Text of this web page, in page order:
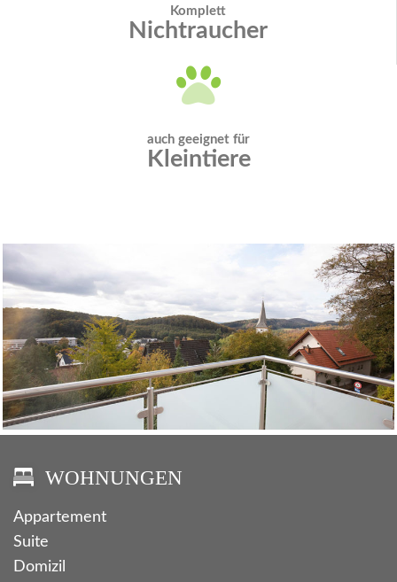
Komplett
Nichtraucher
auch geeignet für
Kleintiere
WOHNUNGEN
Appartement
Suite
Domizil